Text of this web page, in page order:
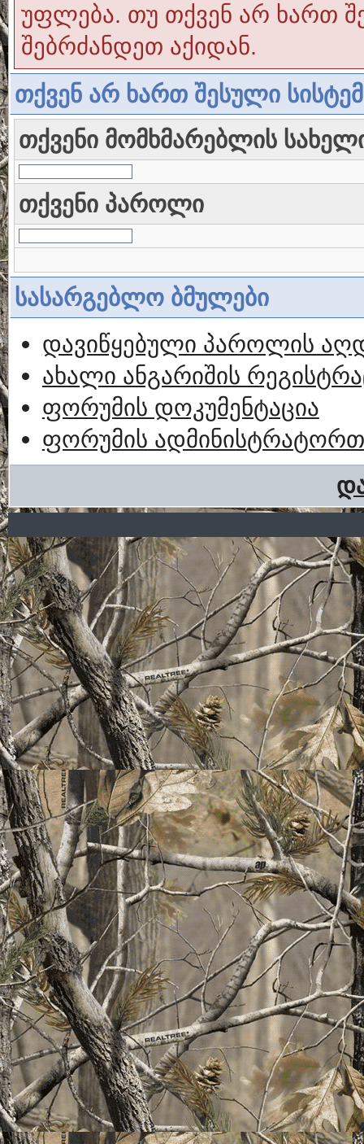
უფლება. თუ თქვენ არ ხართ
შებრძანდეთ აქიდან.
თქვენ არ ხართ შესული
თქვენი მომხმარებლის
თქვენი პაროლი
სასარგებლო ბმულები
დავიწყებული პაროლის
ახალი ანგარიშის
ფორუმის დოკუმენტაცია
ფორუმის